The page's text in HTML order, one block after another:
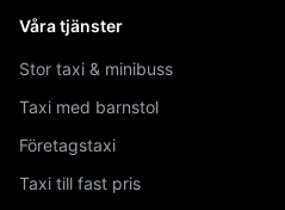
Våra tjänster
Stor taxi & minibuss
Taxi med barnstol
Företagstaxi
Taxi till fast pris